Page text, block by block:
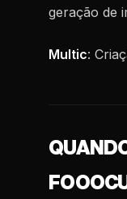
geração de
Multic: